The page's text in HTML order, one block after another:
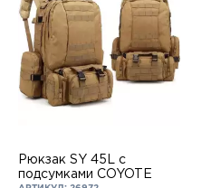
Рюкзак SY 45L c
подсумками COYOTE